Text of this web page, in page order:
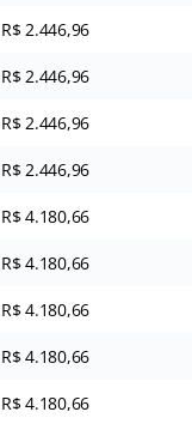
R$ 2.446,96
R$ 2.446,96
R$ 2.446,96
R$ 2.446,96
R$ 4.180,66
R$ 4.180,66
R$ 4.180,66
R$ 4.180,66
R$ 4.180,66